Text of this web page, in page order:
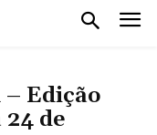
Edição
24 de